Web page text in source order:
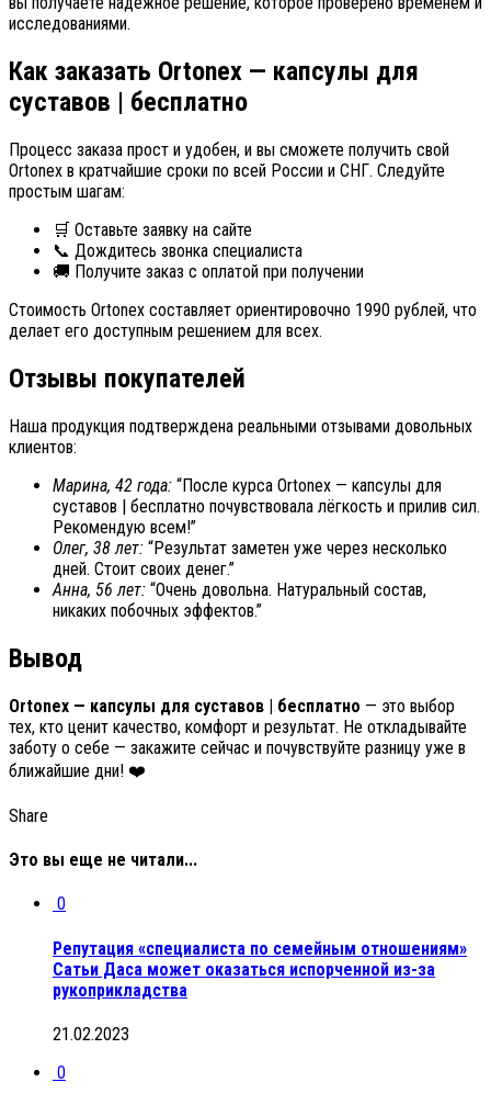
исследованиями.
Как заказать Ortonex — капсулы для
суставов | бесплатно
Процесс заказа прост и удобен, и вы сможете получить свой
Ortonex в кратчайшие сроки по всей России и СНГ. Следуйте
простым шагам:
🛒 Оставьте заявку на сайте
📞 Дождитесь звонка специалиста
🚚 Получите заказ с оплатой при получении
Стоимость Ortonex составляет ориентировочно 1990 рублей, что
делает его доступным решением для всех.
Отзывы покупателей
Наша продукция подтверждена реальными отзывами довольных
клиентов:
Марина, 42 года: “После курса Ortonex — капсулы для
суставов | бесплатно почувствовала лёгкость и прилив сил.
Рекомендую всем!”
Олег, 38 лет: “Результат заметен уже через несколько
дней. Стоит своих денег.”
Анна, 56 лет: “Очень довольна. Натуральный состав,
никаких побочных эффектов.”
Вывод
Ortonex — капсулы для суставов | бесплатно — это выбор
тех, кто ценит качество, комфорт и результат. Не откладывайте
заботу о себе — закажите сейчас и почувствуйте разницу уже в
ближайшие дни! ❤️
Share
Это вы еще не читали...
0
Репутация «специалиста по семейным отношениям»
Сатьи Даса может оказаться испорченной из-за
рукоприкладства
21.02.2023
0